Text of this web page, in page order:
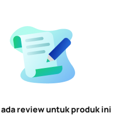
review untuk produk ini